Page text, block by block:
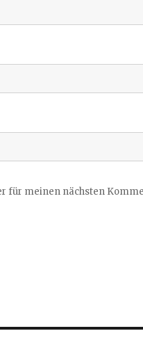
für meinen nächsten